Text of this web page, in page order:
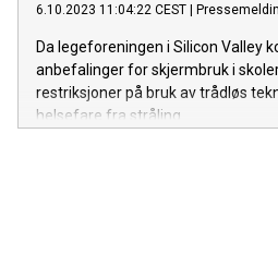
6.10.2023 11:04:22 CEST |
Da legeforeningen i Silicon Valley
anbefalinger for skjermbruk i
restriksjoner på bruk av trådløs
helsefare fra stråling.